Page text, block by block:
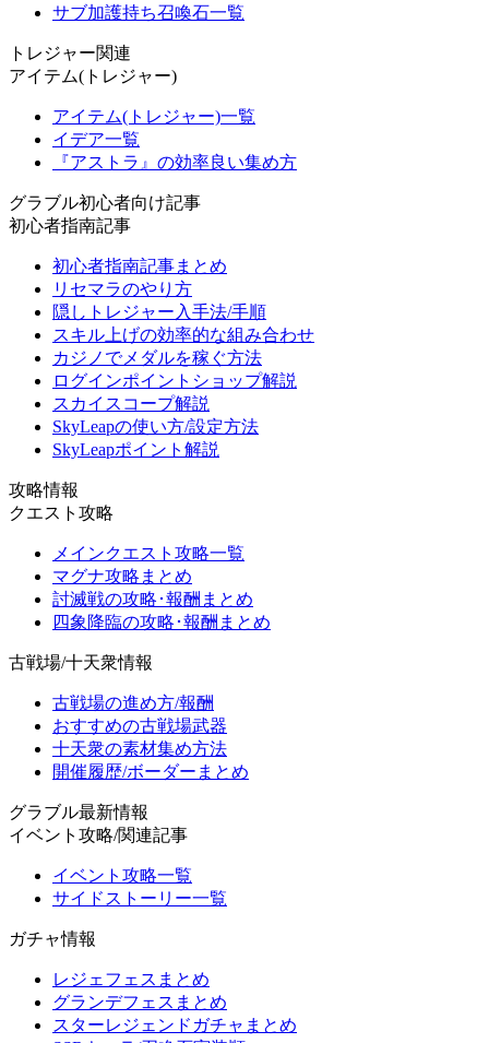
サブ加護持ち召喚石一覧
トレジャー関連
アイテム(トレジャー)
アイテム(トレジャー)一覧
イデア一覧
『アストラ』の効率良い集め方
グラブル初心者向け記事
初心者指南記事
初心者指南記事まとめ
リセマラのやり方
隠しトレジャー入手法/手順
スキル上げの効率的な組み合わせ
カジノでメダルを稼ぐ方法
ログインポイントショップ解説
スカイスコープ解説
SkyLeapの使い方/設定方法
SkyLeapポイント解説
攻略情報
クエスト攻略
メインクエスト攻略一覧
マグナ攻略まとめ
討滅戦の攻略･報酬まとめ
四象降臨の攻略･報酬まとめ
古戦場/十天衆情報
古戦場の進め方/報酬
おすすめの古戦場武器
十天衆の素材集め方法
開催履歴/ボーダーまとめ
グラブル最新情報
イベント攻略/関連記事
イベント攻略一覧
サイドストーリー一覧
ガチャ情報
レジェフェスまとめ
グランデフェスまとめ
スターレジェンドガチャまとめ